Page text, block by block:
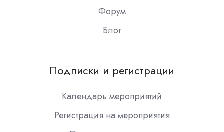
Форум
Блог
Подписки и регистрации
Календарь мероприятий
Регистрация на мероприятия